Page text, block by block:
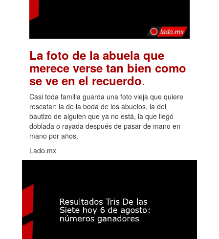
La foto de la abuela que
merece verse tan bien como
se ve en el recuerdo.
Casi toda familia guarda una foto vieja que quiere
rescatar: la de la boda de los abuelos, la del
bautizo de alguien que ya no está, la que llegó
doblada o rayada después de pasar de mano en
mano por años.
Lado.mx